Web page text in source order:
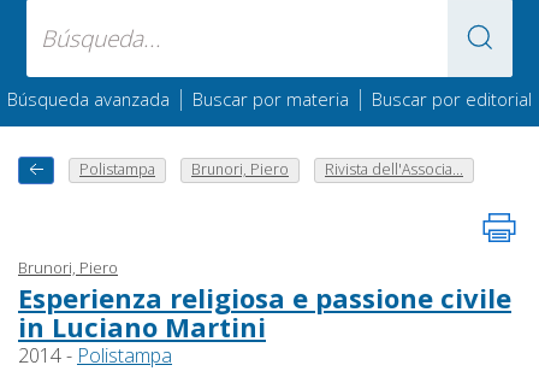
Búsqueda avanzada | Buscar por materia | Buscar por editorial
Polistampa Brunori, Piero Rivista dell'Associa...
Brunori, Piero
Esperienza religiosa e passione civile
in Luciano Martini
2014 - Polistampa